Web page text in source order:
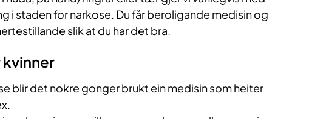
i staden for narkose. Du får beroligande medisin og
slik at du har det bra.
blir det nokre gonger brukt ein medisin som heiter